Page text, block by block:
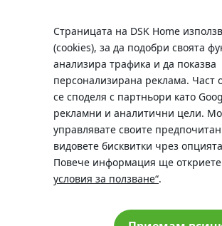
Страницата на DSK Home
(cookies), за да подобри своята
анализира трафика и да показва
персонализирана реклама. Част
се споделя с партньори като
рекламни и аналитични цели.
управлявате своите
видовете бисквитки чрез опцията
Повече информация ще
условия за ползване“.
Телефон:
0700 10 375 / *2375
Московска No.19 / ул. Г. Бенковски No. 5,
SWIFT/BIC:
BIC/SWIFT на Банка ДСК: STSABGSF